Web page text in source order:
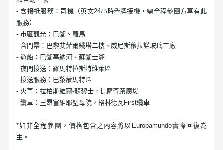
- 含接抵服務：司機（英文24小時舉牌接機，需全程參團方享有此
服務）
- 市區觀光：巴黎、羅馬
- 含門票：巴黎艾菲爾鐵塔二樓、威尼斯穆拉諾玻璃工廠
- 遊船：巴黎塞納河、蘇黎士湖
- 夜間接送：羅馬特拉斯特維萊區
- 接送服務：巴黎蒙馬特區
- 火車：拉柏斯維爾-蘇黎士，比薩奇蹟廣場
- 纜車：里昂富維耶聖母院，格林德瓦First纜車
*如非全程參團，價格包含之內容將以Europamundo實際回復為
主。